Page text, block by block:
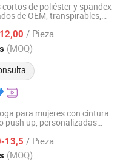
de poliéster y spandex
de OEM, transpirables,
ydeporte
hombres en el gimnasio
/ Pieza
(MOQ)
Ltd.
2019
para mujeres con cintura
push up, personalizadas
13,5 / Pieza
(MOQ)
Ltd.
2019